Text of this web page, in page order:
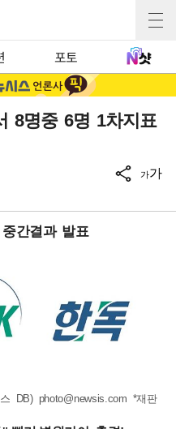
포토
8명중 6명 1차지표
가가
간결과 발표
DB) photo@newsis.com *재판